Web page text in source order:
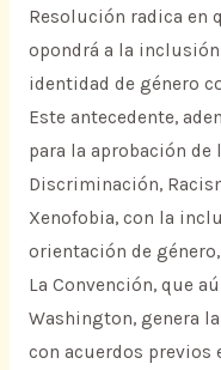
Resolución radica en
opondrá a la
identidad de género
Este antecedente,
para la aprobación de
Discriminación,
Xenofobia, con la
orientación de
La Convención, que
Washington, genera
con acuerdos previos